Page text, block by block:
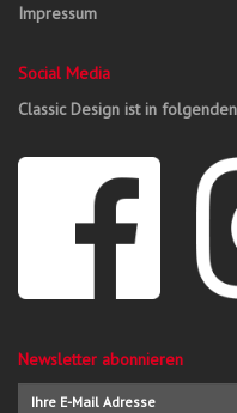
Impressum
Social Media
Classic Design ist in
Newsletter abonnieren